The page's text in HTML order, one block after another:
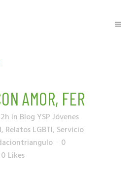
AMOR, FER
in Blog YSP Jóvenes
, Relatos LGBTI, Servicio
0
0 Likes